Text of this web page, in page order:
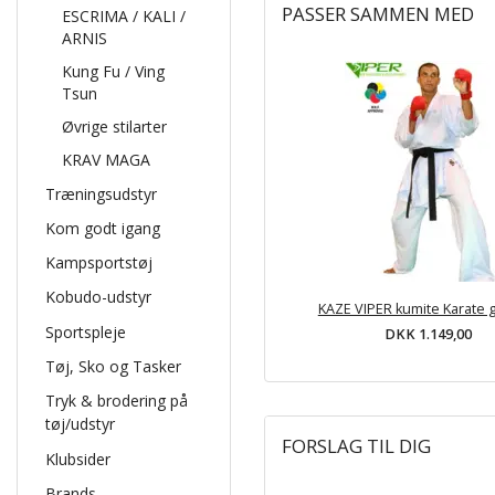
ESCRIMA / KALI /
ARNIS
Kung Fu / Ving
Tsun
Øvrige stilarter
KRAV MAGA
Træningsudstyr
Kom godt igang
Kampsportstøj
Kobudo-udstyr
Sportspleje
Tøj, Sko og Tasker
Tryk & brodering på
tøj/udstyr
Klubsider
PASSER SAMMEN MED
KAZE VIPER kumite Karate
DKK 1.149,00
FORSLAG TIL DIG